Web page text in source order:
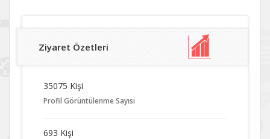
Ziyaret Özetleri
35075 Kişi
Profil Görüntülenme Sayısı
693 Kişi